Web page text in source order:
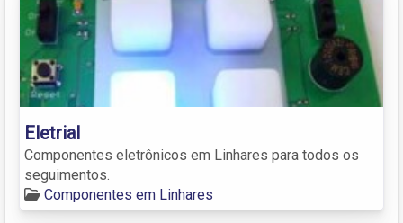
Eletrial
Componentes eletrônicos em Linhares para todos os
seguimentos.
Componentes em Linhares